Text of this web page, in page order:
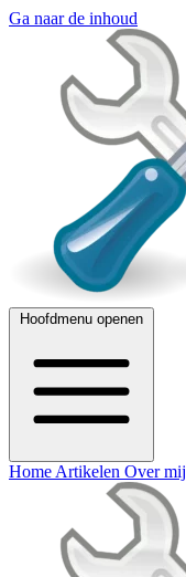
Ga naar de inhoud
Hoofdmenu openen
Home Artikelen Over mij